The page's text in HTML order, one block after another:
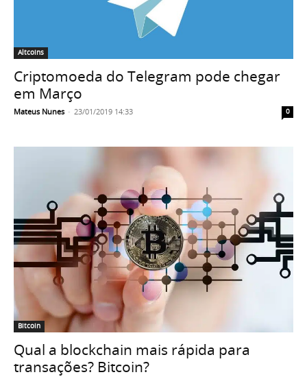
Altcoins
Criptomoeda do Telegram pode chegar
em Março
Mateus Nunes - 23/01/2019 14:33 0
Bitcoin
Qual a blockchain mais rápida para
transações? Bitcoin?